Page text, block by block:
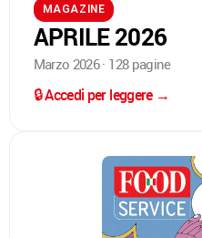
MAGAZINE
APRILE 2026
Marzo 2026 · 128 pagine
🔒 Accedi per leggere →